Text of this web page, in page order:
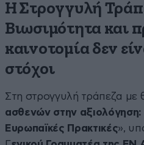
Η Στρογγυλή
Βιωσιμότητα και
καινοτομία δεν
στόχοι
Στη στρογγυλή τράπεζα με
ασθενών στην αξιολόγηση:
Ευρωπαϊκές Πρακτικές»,